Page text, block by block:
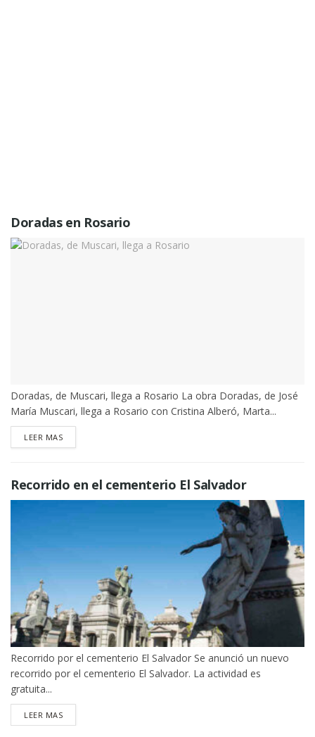
Doradas en Rosario
Doradas, de Muscari, llega a Rosario La obra Doradas, de José
María Muscari, llega a Rosario con Cristina Alberó, Marta...
LEER MASDETAILS
Recorrido en el cementerio El Salvador
Recorrido por el cementerio El Salvador Se anunció un nuevo
recorrido por el cementerio El Salvador. La actividad es
gratuita...
LEER MASDETAILS